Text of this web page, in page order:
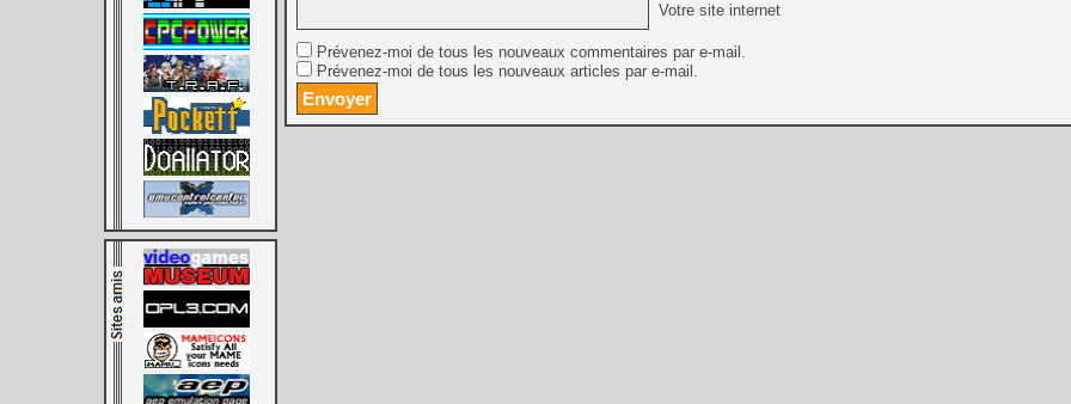
Votre site internet
Prévenez-moi de tous les nouveaux commentaires par e-mail.
Prévenez-moi de tous les nouveaux articles par e-mail.